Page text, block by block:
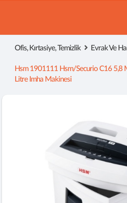
Ofis, Kırtasiye, Temizlik Evrak Ve
Hsm 1901111 Hsm/securio C16 5,8
Litre Imha Makinesi